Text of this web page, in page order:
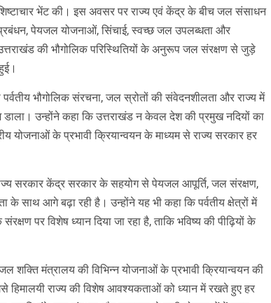
भेंट की। इस अवसर पर राज्य एवं केंद्र के बीच जल संसाधन
पेयजल योजनाओं, सिंचाई, स्वच्छ जल उपलब्धता और
की भौगोलिक परिस्थितियों के अनुरूप जल संरक्षण से जुड़े
भौगोलिक संरचना, जल स्रोतों की संवेदनशीलता और राज्य में
उन्होंने कहा कि उत्तराखंड न केवल देश की प्रमुख नदियों का
के प्रभावी क्रियान्वयन के माध्यम से राज्य सरकार हर
सरकार केंद्र सरकार के सहयोग से पेयजल आपूर्ति, जल संरक्षण,
साथ आगे बढ़ा रही है। उन्होंने यह भी कहा कि पर्वतीय क्षेत्रों में
पर विशेष ध्यान दिया जा रहा है, ताकि भविष्य की पीढ़ियों के
शक्ति मंत्रालय की विभिन्न योजनाओं के प्रभावी क्रियान्वयन की
हिमालयी राज्य की विशेष आवश्यकताओं को ध्यान में रखते हुए हर